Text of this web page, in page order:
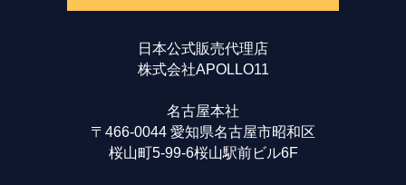
日本公式販売代理店
株式会社APOLLO11
名古屋本社
〒466-0044 愛知県名古屋市昭和区
桜山町5-99-6桜山駅前ビル6F